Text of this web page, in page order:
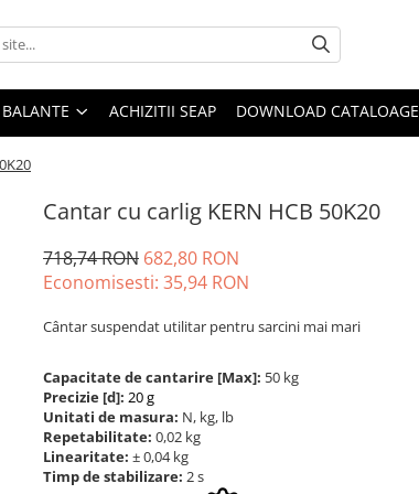
ACHIZITII SEAP DOWNLOAD CATALOAGE
Cantar cu carlig KERN HCB 50K20
718,74 RON 682,80 RON
Economisesti: 35,94 RON
Cântar suspendat utilitar pentru sarcini mai mari
Capacitate de cantarire [Max]: 50 kg
Precizie [d]: 20 g
Unitati de masura: N, kg, lb
Repetabilitate: 0,02 kg
Linearitate: ± 0,04 kg
Timp de stabilizare: 2 s